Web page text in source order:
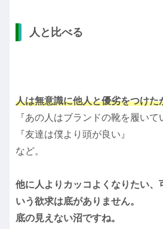
人と比べる
人は無意識に他人と優劣をつけた
『あの人はブランドの靴を履いて
『友達は僕より頭が良い』
など。
他に人よりカッコよくなりたい、
いう欲求は底がありません。
底の見えない沼ですね。